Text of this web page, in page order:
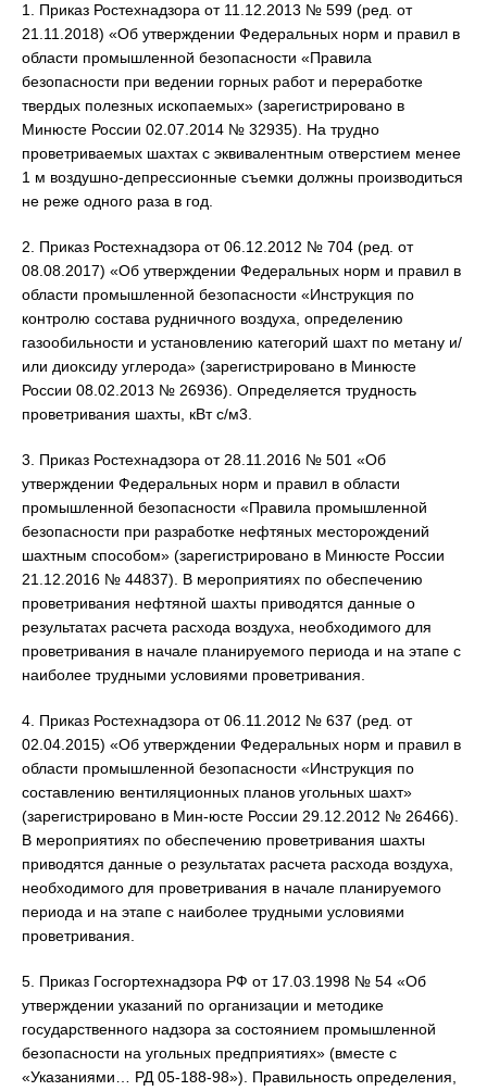
1. Приказ Ростехнадзора от 11.12.2013 № 599 (ред. от
21.11.2018) «Об утверждении Федеральных норм и правил в
области промышленной безопасности «Правила
безопасности при ведении горных работ и переработке
твердых полезных ископаемых» (зарегистрировано в
Минюсте России 02.07.2014 № 32935). На трудно
проветриваемых шахтах с эквивалентным отверстием менее
1 м воздушно-депрессионные съемки должны производиться
не реже одного раза в год.
2. Приказ Ростехнадзора от 06.12.2012 № 704 (ред. от
08.08.2017) «Об утверждении Федеральных норм и правил в
области промышленной безопасности «Инструкция по
контролю состава рудничного воздуха, определению
газообильности и установлению категорий шахт по метану и/
или диоксиду углерода» (зарегистрировано в Минюсте
России 08.02.2013 № 26936). Определяется трудность
проветривания шахты, кВт с/м3.
3. Приказ Ростехнадзора от 28.11.2016 № 501 «Об
утверждении Федеральных норм и правил в области
промышленной безопасности «Правила промышленной
безопасности при разработке нефтяных месторождений
шахтным способом» (зарегистрировано в Минюсте России
21.12.2016 № 44837). В мероприятиях по обеспечению
проветривания нефтяной шахты приводятся данные о
результатах расчета расхода воздуха, необходимого для
проветривания в начале планируемого периода и на этапе с
наиболее трудными условиями проветривания.
4. Приказ Ростехнадзора от 06.11.2012 № 637 (ред. от
02.04.2015) «Об утверждении Федеральных норм и правил в
области промышленной безопасности «Инструкция по
составлению вентиляционных планов угольных шахт»
(зарегистрировано в Мин-юсте России 29.12.2012 № 26466).
В мероприятиях по обеспечению проветривания шахты
приводятся данные о результатах расчета расхода воздуха,
необходимого для проветривания в начале планируемого
периода и на этапе с наиболее трудными условиями
проветривания.
5. Приказ Госгортехнадзора РФ от 17.03.1998 № 54 «Об
утверждении указаний по организации и методике
государственного надзора за состоянием промышленной
безопасности на угольных предприятиях» (вместе с
«Указаниями… РД 05-188-98»). Правильность определения,